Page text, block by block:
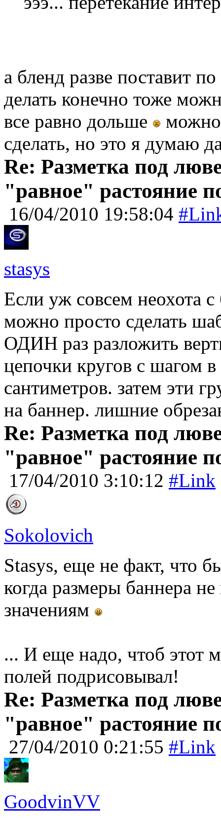
а бленд разве поставит
делать конечно тоже
все равно дольше
можно
сделать, но это я думаю
Re: Разметка под
"равное" растояние
16/04/2010 19:58:04
stasys
Если уж совсем неохота
можно просто сделать
ОДИН раз разложить
цепочки кругов с шагом
сантиметров. затем эти
на баннер. лишние
Re: Разметка под
"равное" растояние
17/04/2010 3:10:12 #Link
Sokolovich
Stasys, еще не факт, что
когда размеры баннера
значениям
... И еще надо, чтоб этот
полей подрисовывал!
Re: Разметка под
"равное" растояние
27/04/2010 0:21:55 #Link
GoodvinVV